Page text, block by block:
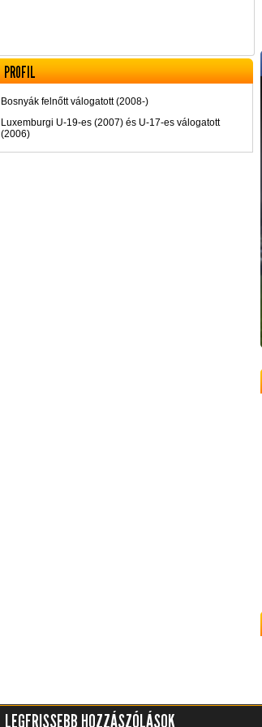
PROFIL
Bosnyák felnőtt válogatott (2008-)
Luxemburgi U-19-es (2007) és U-17-es válogatott
(2006)
LEGFRISSEBB HOZZÁSZÓLÁSOK